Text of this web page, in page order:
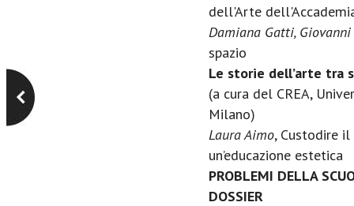
dell'Arte
Damiana Gatti, Giovanni
spazio
Le storie dell’arte tra
(a cura del CREA,
Milano)
Laura Aimo, Custodire il
un’educazione estetica
PROBLEMI DELLA
DOSSIER